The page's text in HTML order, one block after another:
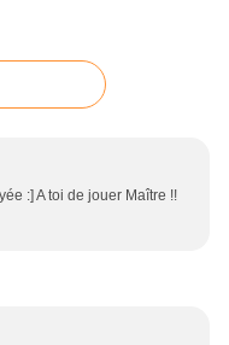
:] A toi de jouer Maître !!